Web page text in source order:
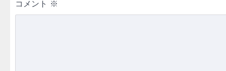
コメント ※